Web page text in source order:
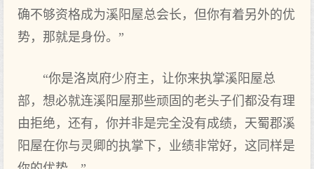
确不够资格成为溪阳屋总会长，但你有着另外的优
势，那就是身份。”
“你是洛岚府少府主，让你来执掌溪阳屋总
部，想必就连溪阳屋那些顽固的老头子们都没有理
由拒绝，还有，你并非是完全没有成绩，天蜀郡溪
阳屋在你与灵卿的执掌下，业绩非常好，这同样是